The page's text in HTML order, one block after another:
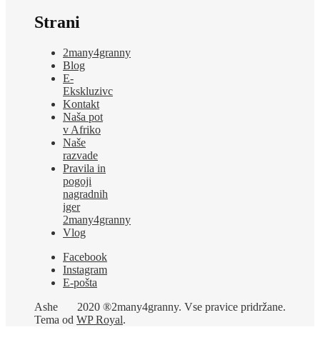
Strani
2many4granny
Blog
E-
Ekskluzivc
Kontakt
Naša pot
v Afriko
Naše
razvade
Pravila in
pogoji
nagradnih
iger
2many4granny
Vlog
Facebook
Instagram
E-pošta
2020 ®2many4granny. Vse pravice pridržane.
Ashe
Tema od WP Royal.